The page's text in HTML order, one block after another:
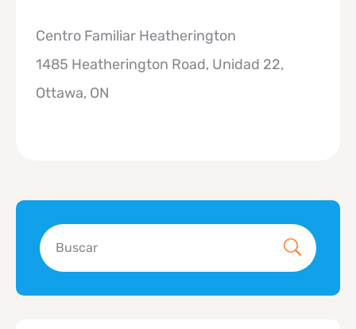
Centro Familiar Heatherington
1485 Heatherington Road, Unidad 22,
Ottawa, ON